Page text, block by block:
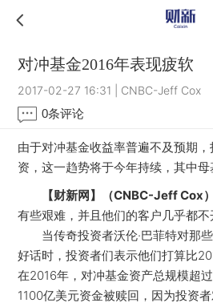
对冲基金2016年表现疲软
2017-02-27 16:31
CNBC-Jeff Cox
0条评论
由于对冲基金收益率普遍不及预期
资，这一趋势将于今年持续，其中
【财新网】（CNBC-Jeff Cox
有些艰难，并且他们的客户几乎都不
当传奇投资者沃伦·巴菲特对那些
好话时，投资者们表示他们打算比
在2016年，对冲基金资产总规模超
1100亿美元资金被赎回，因为投资者